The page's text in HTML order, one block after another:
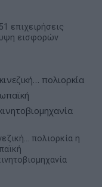
επιχειρήσεις
εισφορών
πολιορκία η